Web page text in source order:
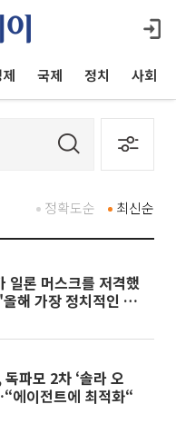
국제 정치 사회
최신순
정확도순
일론 머스크를 저격했
해 가장 정치적인 영
파모 2차 ‘솔라 오
에이전트에 최적화“